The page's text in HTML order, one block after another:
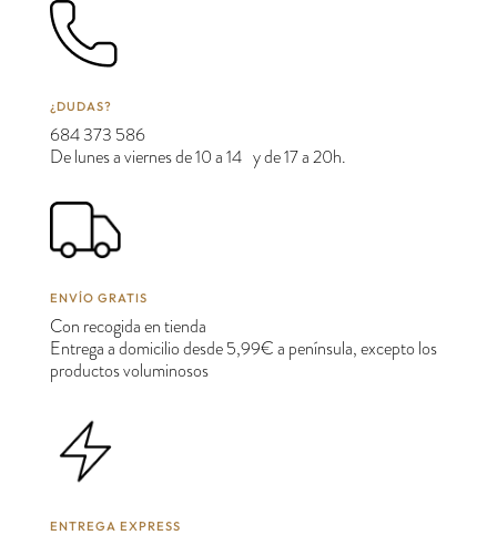
¿DUDAS?
684 373 586
De lunes a viernes de 10 a 14 y de 17 a 20h.
ENVÍO GRATIS
Con recogida en tienda
Entrega a domicilio desde 5,99€ a península, excepto los
productos voluminosos
ENTREGA EXPRESS